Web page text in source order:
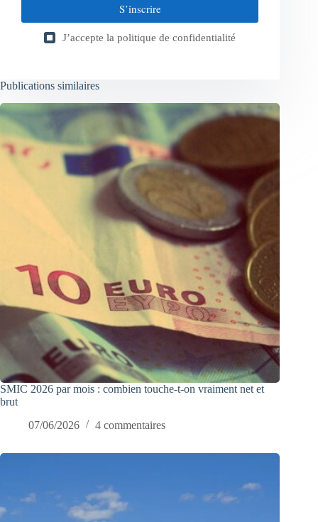
S’inscrire
J’accepte la politique de confidentialité
Publications similaires
SMIC 2026 par mois : combien touche-t-on vraiment net et
brut
07/06/2026
4 commentaires